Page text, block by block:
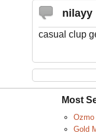
nilayy
casual clup
Most
Ozmo
Gold